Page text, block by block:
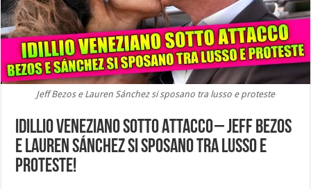
Jeff Bezos e Lauren Sánchez si sposano tra lusso e proteste
IDILLIO VENEZIANO SOTTO ATTACCO – Jeff Bezos
e Lauren Sánchez si sposano tra lusso e
proteste!